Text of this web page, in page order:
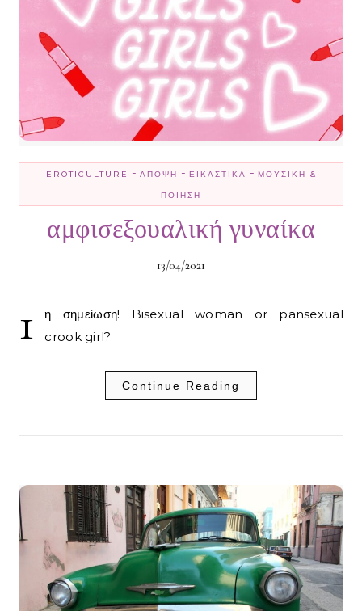
EROTICULTURE - ΆΠΟΨΗ - ΕΙΚΑΣΤΙΚΆ - ΜΟΥΣΙΚΉ &
ΠΟΊΗΣΗ
αμφισεξουαλική γυναίκα
13/04/2021
1
η σημείωση! Bisexual woman or pansexual
crook girl?
Continue Reading